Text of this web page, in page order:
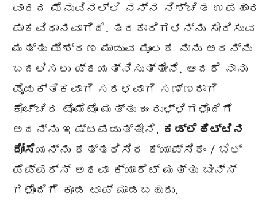
ವಾರದ ಮೆನುವಿನಲ್ಲಿ ನನ್ನ ನಿಶ್ಚಿತ ಉಪಹಾರ
ಪಾಕವಿಧಾನವಾಗಿದೆ. ತರಕಾರಿಗಳನ್ನು ಸೇರಿಸುವ
ಮತ್ತು ಮಿಶ್ರಣ ಮಾಡುವ ಮೂಲಕ ನಾನು ಅದನ್ನು
ಬದಲಿಸಲು ಪ್ರಯತ್ನಿಸುತ್ತೇನೆ. ಆದರೆ ನಾನು
ವೈಯಕ್ತಿಕವಾಗಿ ಸರಳವಾಗಿ ಸಣ್ಣದಾಗಿ
ಕೊಚ್ಚಿದ ಟೊಮೆಟೊ ಮತ್ತು ಈರುಳ್ಳಿಗಳೊಂದಿಗೆ
ಅದನ್ನು ಇಷ್ಟಪಡುತ್ತೇನೆ. ಕಡ್ಲೆಹಿಟ್ಟಿನ
ದೋಸೆಯನ್ನು ಕತ್ತರಿಸಿದ ಕ್ಯಾಪ್ಸಿಕಂ / ಬೆಲ್
ಪೆಪ್ಪರ್ಸ್ ಅಥವಾ ಕ್ಯಾರೆಟ್ ಮತ್ತು ಬೀನ್ಸ್
ಗಳೊಂದಿಗೆ ಕೂಡ ಟಾಪ್ ಮಾಡಬಹುದು.